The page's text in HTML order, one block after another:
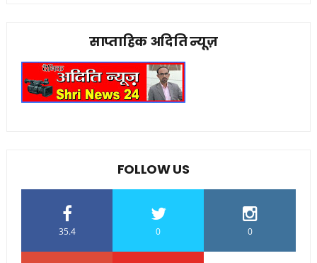
साप्ताहिक अदिति न्यूज़
FOLLOW US
35.4 0 0